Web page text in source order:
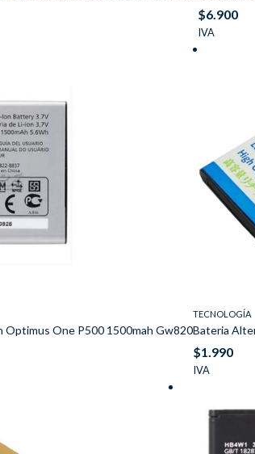
$6.900
IVA
Optimus One P500 1500mah Gw820
TECNOLOGÍA
Bateria
$1.990
IVA